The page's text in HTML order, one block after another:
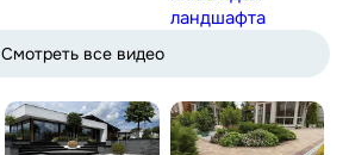
ландшафта
Смотреть все видео